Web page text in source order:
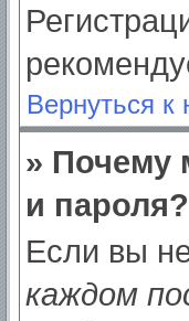
Вернуться к
» Почему
и пароля?
Если вы
каждом